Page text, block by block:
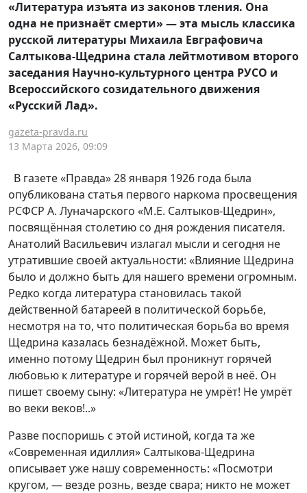
«Литература изъята из законов тления. Она
одна не признаёт смерти» — эта мысль классика
русской литературы Михаила Евграфовича
Салтыкова-Щедрина стала лейтмотивом второго
заседания Научно-культурного центра РУСО и
Всероссийского созидательного движения
«Русский Лад».
gazeta-pravda.ru
13 Марта 2026, 09:09
В газете «Правда» 28 января 1926 года была
опубликована статья первого наркома просвещения
РСФСР А. Луначарского «М.Е. Салтыков-Щедрин»,
посвящённая столетию со дня рождения писателя.
Анатолий Васильевич излагал мысли и сегодня не
утратившие своей актуальности: «Влияние Щедрина
было и должно быть для нашего времени огромным.
Редко когда литература становилась такой
действенной батареей в политической борьбе,
несмотря на то, что политическая борьба во время
Щедрина казалась безнадёжной. Может быть,
именно потому Щедрин был проникнут горячей
любовью к литературе и горячей верой в неё. Он
пишет своему сыну: «Литература не умрёт! Не умрёт
во веки веков!..»
Разве поспоришь с этой истиной, когда та же
«Современная идиллия» Салтыкова-Щедрина
описывает уже нашу современность: «Посмотри
кругом, — везде рознь, везде свара; никто не может